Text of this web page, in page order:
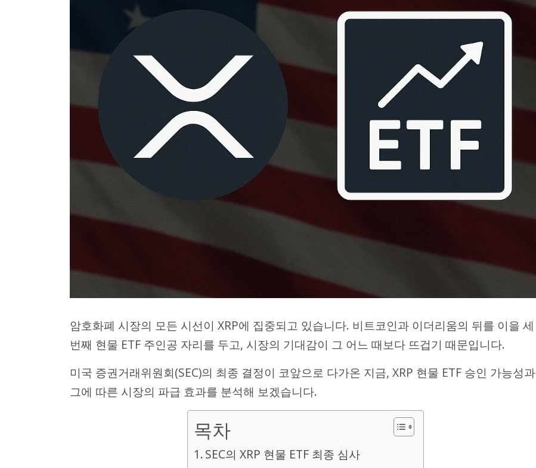
암호화폐 시장의 모든 시선이 XRP에 집중되고 있습니다. 비트코인과 이더리움의 뒤를 이을 세
번째 현물 ETF 주인공 자리를 두고, 시장의 기대감이 그 어느 때보다 뜨겁기 때문입니다.
미국 증권거래위원회(SEC)의 최종 결정이 코앞으로 다가온 지금, XRP 현물 ETF 승인 가능성과
그에 따른 시장의 파급 효과를 분석해 보겠습니다.
목차
SEC의 XRP 현물 ETF 최종 심사